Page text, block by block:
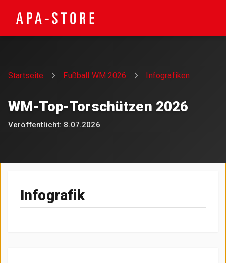
Startseite Fußball WM 2026 Infografiken
WM-Top-Torschützen 2026
Veröffentlicht: 8.07.2026
Infografik